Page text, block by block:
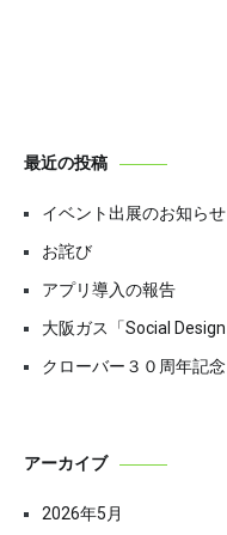
ー
シ
ョ
ン
最近の投稿
イベント出展のお知らせ
お詫び
アプリ導入の報告
大阪ガス「Social
クローバー３０周年記
アーカイブ
2026年5月